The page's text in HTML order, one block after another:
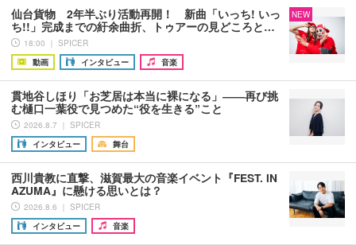
仙台貨物 2年半ぶり活動再開！ 新曲「いっち! いっ
ち!!」完成までの紆余曲折、トゥアーの見どころと…
18:00 ｜ SPICER
動画
インタビュー 音楽
NEW
貫地谷しほり「お芝居は本当に裸になる」――再び挑
む樋口一葉役で見つめた“役を生きる”こと
2026.8.7 ｜ SPICER
インタビュー
舞台
西川貴教に直撃、滋賀最大の音楽イベント『FEST. IN
AZUMA』に懸ける思いとは？
2026.8.6 ｜ SPICER
インタビュー
音楽